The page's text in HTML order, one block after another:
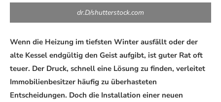
dr.D/shutterstock.com
Wenn die Heizung im tiefsten Winter ausfällt oder der
alte Kessel endgültig den Geist aufgibt, ist guter Rat oft
teuer. Der Druck, schnell eine Lösung zu finden, verleitet
Immobilienbesitzer häufig zu überhasteten
Entscheidungen. Doch die Installation einer neuen